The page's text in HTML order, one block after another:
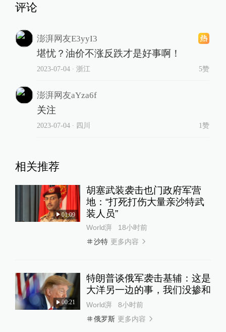
评论
澎湃网友E3yyI3
堪忧？油价不涨反跌才是好事啊！
2023-07-04∙ 浙江 5赞
澎湃网友aYza6f
关注
2023-07-04∙ 四川 1赞
相关推荐
01:09
胡塞武装袭击也门政府军营
地：“打死打伤大量亲沙特武
装人员”
World湃
18小时前
沙特 更多内容
00:21
特朗普谈俄军袭击基辅：这是
大洋另一边的事，我们没掺和
World湃
8小时前
俄罗斯 更多内容